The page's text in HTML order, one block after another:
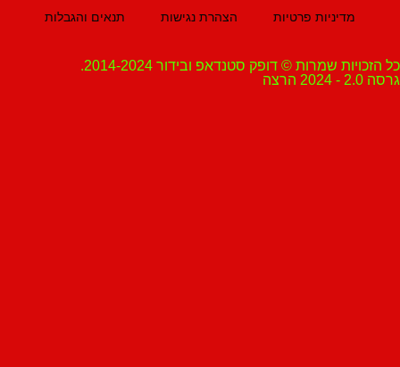
מדיניות פרטיות הצהרת נגישות תנאים והגבלות
שמרות © דופק סטנדאפ ובידור 2014-2024.